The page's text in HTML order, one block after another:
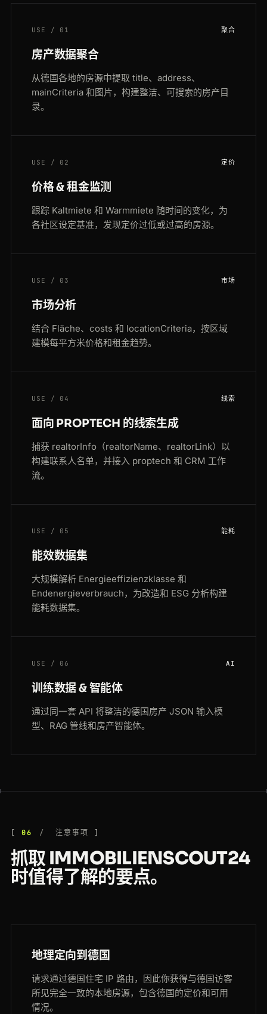
USE / 01 聚合
房产数据聚合
从德国各地的房源中提取 title、address、
mainCriteria 和图片，构建整洁、可搜索的房产目
录。
USE / 02 定价
价格 & 租金监测
跟踪 Kaltmiete 和 Warmmiete 随时间的变化，为
各社区设定基准，发现定价过低或过高的房源。
USE / 03 市场
市场分析
结合 Fläche、costs 和 locationCriteria，按区域
建模每平方米价格和租金趋势。
USE / 04 线索
面向 PROPTECH 的线索生成
捕获 realtorInfo（realtorName、realtorLink）以
构建联系人名单，并接入 proptech 和 CRM 工作
流。
USE / 05 能耗
能效数据集
大规模解析 Energieeffizienzklasse 和
Endenergieverbrauch，为改造和 ESG 分析构建
能耗数据集。
USE / 06 AI
训练数据 & 智能体
通过同一套 API 将整洁的德国房产 JSON 输入模
型、RAG 管线和房产智能体。
06 注意事项
抓取 IMMOBILIENSCOUT24
时值得了解的要点。
地理定向到德国
请求通过德国住宅 IP 路由，因此你获得与德国访客
所见完全一致的本地房源，包含德国的定价和可用
情况。